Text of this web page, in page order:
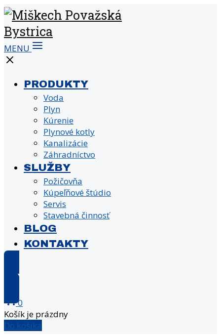
MENU
PRODUKTY
Voda
Plyn
Kúrenie
Plynové kotly
Kanalizácie
Záhradníctvo
SLUŽBY
Požičovňa
Kúpeľňové štúdio
Servis
Stavebná činnosť
BLOG
KONTAKTY
E-shop
0
Košík je prázdny
Do košíka